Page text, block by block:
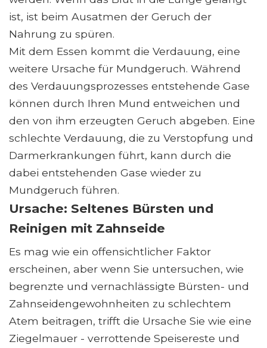
ist, ist beim Ausatmen der Geruch der
Nahrung zu spüren.
Mit dem Essen kommt die Verdauung, eine
weitere Ursache für Mundgeruch. Während
des Verdauungsprozesses entstehende Gase
können durch Ihren Mund entweichen und
den von ihm erzeugten Geruch abgeben. Eine
schlechte Verdauung, die zu Verstopfung und
Darmerkrankungen führt, kann durch die
dabei entstehenden Gase wieder zu
Mundgeruch führen.
Ursache: Seltenes Bürsten und
Reinigen mit Zahnseide
Es mag wie ein offensichtlicher Faktor
erscheinen, aber wenn Sie untersuchen, wie
begrenzte und vernachlässigte Bürsten- und
Zahnseidengewohnheiten zu schlechtem
Atem beitragen, trifft die Ursache Sie wie eine
Ziegelmauer - verrottende Speisereste und